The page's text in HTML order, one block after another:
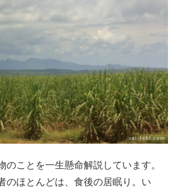
のことを一生懸命解説しています。
のほとんどは、食後の居眠り。い